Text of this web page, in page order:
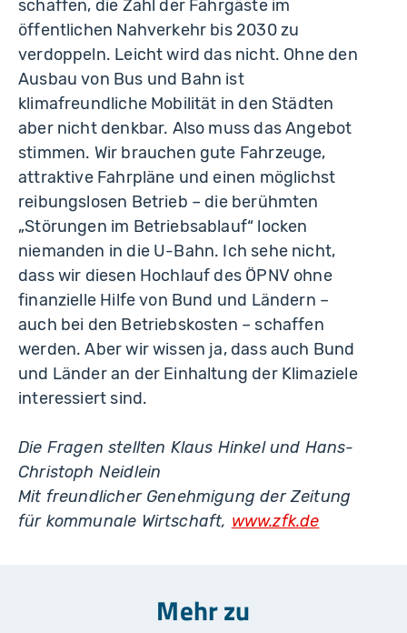
schaffen, die Zahl der Fahrgäste im
öffentlichen Nahverkehr bis 2030 zu
verdoppeln. Leicht wird das nicht. Ohne den
Ausbau von Bus und Bahn ist
klimafreundliche Mobilität in den Städten
aber nicht denkbar. Also muss das Angebot
stimmen. Wir brauchen gute Fahrzeuge,
attraktive Fahrpläne und einen möglichst
reibungslosen Betrieb – die berühmten
„Störungen im Betriebsablauf“ locken
niemanden in die U-Bahn. Ich sehe nicht,
dass wir diesen Hochlauf des ÖPNV ohne
finanzielle Hilfe von Bund und Ländern –
auch bei den Betriebskosten – schaffen
werden. Aber wir wissen ja, dass auch Bund
und Länder an der Einhaltung der Klimaziele
interessiert sind.
Die Fragen stellten Klaus Hinkel und Hans-
Christoph Neidlein
Mit freundlicher Genehmigung der Zeitung
für kommunale Wirtschaft, www.zfk.de
Mehr zu